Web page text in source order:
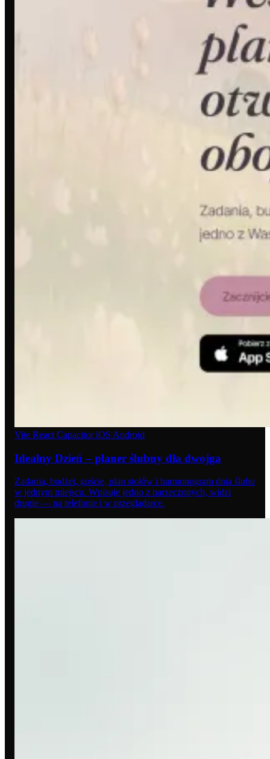
Vite React CapacitoriOS Android
Idealny Dzień – planer ślubny dla dwojga
Zadania, budżet, goście, plan stołów i harmonogram dnia ślubu
w jednym miejscu. Wpisuje jedno z narzeczonych, widzi
drugie — na telefonie i w przeglądarce.